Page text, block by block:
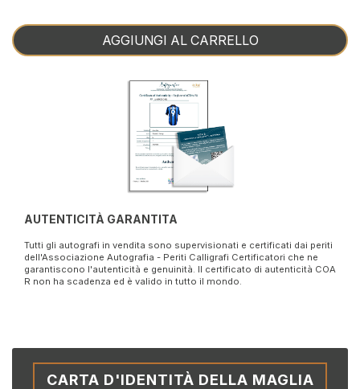
AGGIUNGI AL CARRELLO
AUTENTICITÀ GARANTITA
Tutti gli autografi in vendita sono supervisionati e certificati dai periti
dell'Associazione Autografia - Periti Calligrafi Certificatori che ne
garantiscono l'autenticità e genuinità. Il certificato di autenticità COA
R non ha scadenza ed è valido in tutto il mondo.
CARTA D'IDENTITÀ DELLA MAGLIA